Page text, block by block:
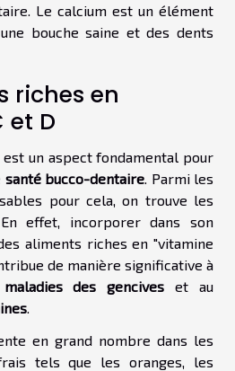
Le calcium est un élément
bouche saine et des dents
riches en
et D
est un aspect fondamental pour
santé bucco-dentaire . Parmi les
pour cela, on trouve les
effet, incorporer dans son
aliments riches en "vitamine
de manière significative à
maladies des gencives et au
en grand nombre dans les
tels que les oranges, les